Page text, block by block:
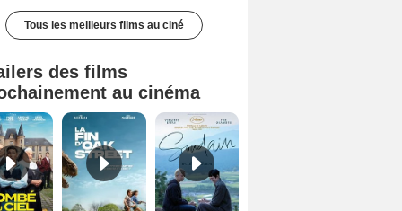
Tous les meilleurs films au ciné
des films
au cinéma
Tombé du ciel Bande-annonce VF La fin d’Oak Street Bande-annonce VO STFR